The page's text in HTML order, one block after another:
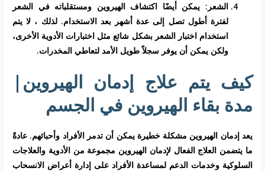
الشعر: يمكن أيضًا اكتشاف الهيروين ومستقلباته في الشعر
لفترة أطول تصل إلى عدة أشهر بعد الاستخدام. لذلك ، لا يتم
استخدام اختبار الشعر بشكل شائع مثل اختبارات الأدوية الأخرى،
ولكن يمكن أن يوفر سجلاً طويل الأمد لتعاطي المخدرات.
كيف يتم علاج إدمان الهيروين|
مدة بقاء الهيروين في الجسم
يعد إدمان الهيروين مشكلة خطيرة يمكن أن تدمر الأفراد وأحبائهم. عادةً
ما يتضمن العلاج الفعال لإدمان الهيروين مجموعة من الأدوية والعلاجات
السلوكية وخدمات الدعم لمساعدة الأفراد على إدارة أعراض الانسحاب